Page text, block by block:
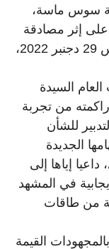
سوس ماسة،
إثر مصادقة
المجلس الحكومي، المنعقد يوم الخميس 29 دجنبر 2022،
العام السيدة
من تجربة
للشأن
الجديدة
إياها إلى
في المشهد
من طاقات
القيمة